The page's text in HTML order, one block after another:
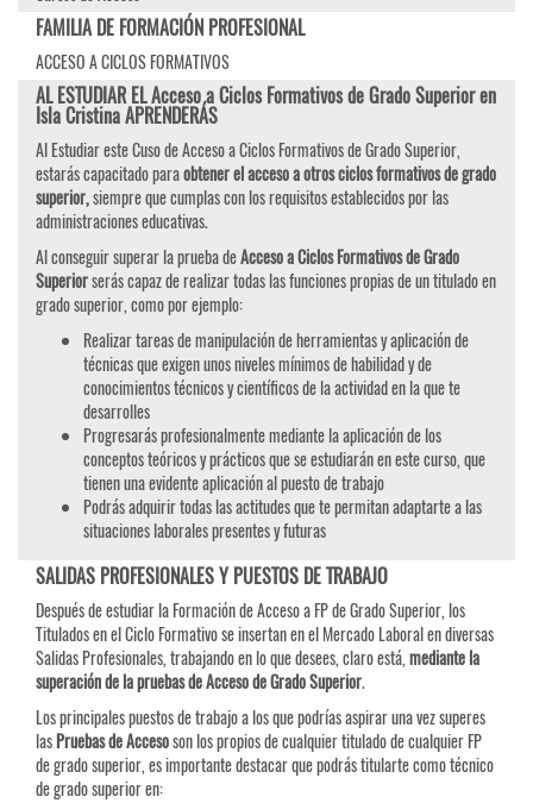
FAMILIA DE FORMACIÓN PROFESIONAL
ACCESO A CICLOS FORMATIVOS
AL ESTUDIAR EL Acceso a Ciclos Formativos de Grado Superior en
Isla Cristina APRENDERÁS
Al Estudiar este Cuso de Acceso a Ciclos Formativos de Grado Superior,
estarás capacitado paraobtener el acceso a otros ciclos formativos de grado
superior,siempre que cumplas con los requisitos establecidos por las
administraciones educativas.
Al conseguir superar la prueba deAcceso a Ciclos Formativos de Grado
Superiorserás capaz de realizar todas las funciones propias de un titulado en
grado superior, como por ejemplo:
Realizar tareas de manipulación de herramientas y aplicación de
técnicas que exigen unos niveles mínimos de habilidad y de
conocimientos técnicos y científicos de la actividad en la que te
desarrolles
Progresarás profesionalmente mediante la aplicación de los
conceptos teóricos y prácticos que se estudiarán en este curso, que
tienen una evidente aplicación al puesto de trabajo
Podrás adquirir todas las actitudes que te permitan adaptarte a las
situaciones laborales presentes y futuras
SALIDAS PROFESIONALES Y PUESTOS DE TRABAJO
Después de estudiar la Formación de Acceso a FP de Grado Superior, los
Titulados en el Ciclo Formativo se insertan en el Mercado Laboral en diversas
Salidas Profesionales, trabajando en lo que desees, claro está,mediante la
superación de la pruebas de Acceso de Grado Superior.
Los principales puestos de trabajo a los que podrías aspirar una vez superes
lasPruebas deAccesoson los propios de cualquier titulado de cualquier FP
de grado superior, es importante destacar que podrás titularte como técnico
de grado superior en: